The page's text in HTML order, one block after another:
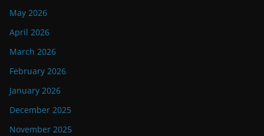
May 2026
April 2026
March 2026
February 2026
January 2026
December 2025
November 2025